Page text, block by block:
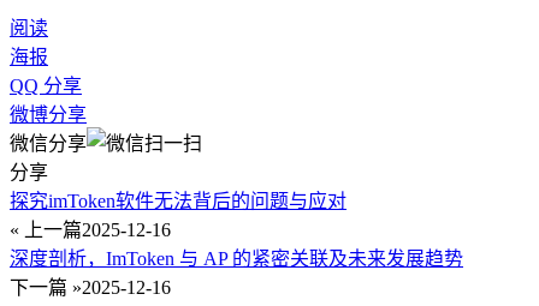
阅读
海报
QQ 分享
微博分享
微信分享
分享
探究imToken软件无法背后的问题与应对
« 上一篇2025-12-16
深度剖析，ImToken 与 AP 的紧密关联及未来发展趋势
下一篇 »2025-12-16